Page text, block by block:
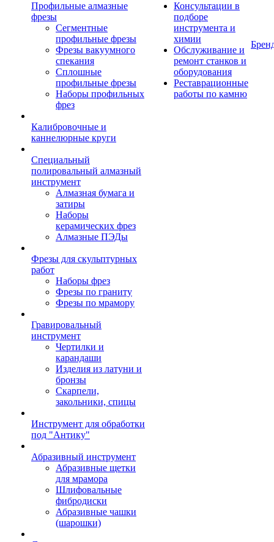
Профильные алмазные
фрезы
Сегментные
профильные фрезы
Фрезы вакуумного
спекания
Сплошные
профильные фрезы
Наборы профильных
фрез
Калибровочные и
каннелюрные круги
Специальный
полировальный алмазный
инструмент
Алмазная бумага и
затиры
Наборы
керамических фрез
Алмазные ПЭДы
Фрезы для скульптурных
работ
Наборы фрез
Фрезы по граниту
Фрезы по мрамору
Гравировальный
инструмент
Чертилки и
карандаши
Изделия из латуни и
бронзы
Скарпели,
закольники, спицы
Инструмент для обработки
под "Антику"
Абразивный инструмент
Абразивные щетки
для мрамора
Шлифовальные
фибродиски
Абразивные чашки
(шарошки)
Консультации в
подборе
инструмента и
химии
Обслуживание и
ремонт станков и
оборудования
Реставрационные
работы по камню